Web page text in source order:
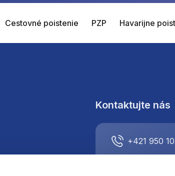
Cestovné poistenie PZP Havarijne
Kontaktujte nás
+421 950